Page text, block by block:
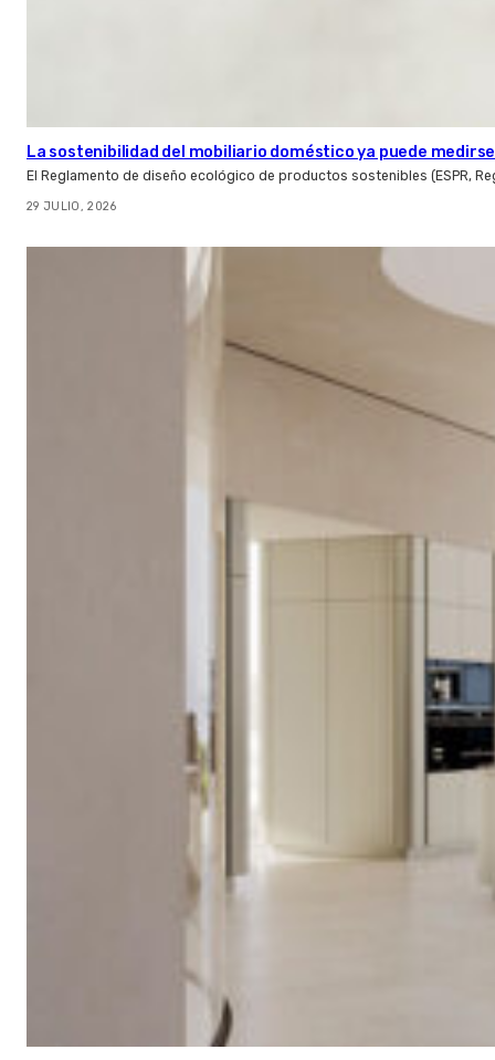
La sostenibilidad del mobiliario doméstico ya puede
El Reglamento de diseño ecológico de productos sostenibles (ESPR,
29 JULIO, 2026